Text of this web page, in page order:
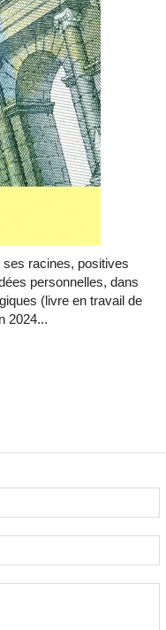
racines, positives
personnelles, dans
(livre en travail de
2024...